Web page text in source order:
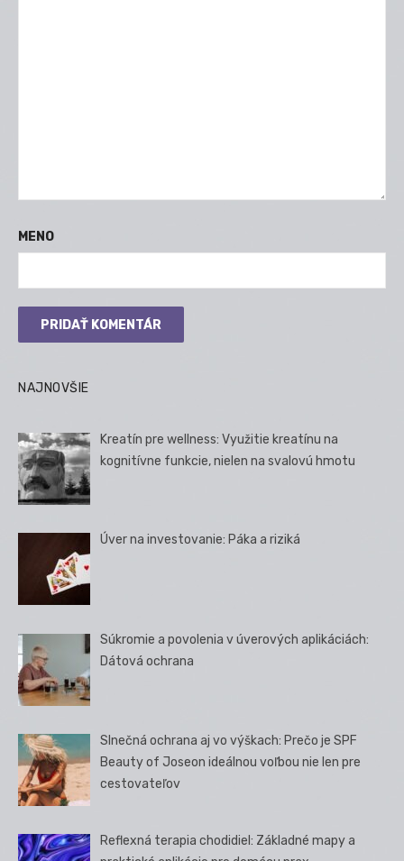
MENO
NAJNOVŠIE
Kreatín pre wellness: Využitie kreatínu na
kognitívne funkcie, nielen na svalovú hmotu
Úver na investovanie: Páka a riziká
Súkromie a povolenia v úverových aplikáciách:
Dátová ochrana
Slnečná ochrana aj vo výškach: Prečo je SPF
Beauty of Joseon ideálnou voľbou nie len pre
cestovateľov
Reflexná terapia chodidiel: Základné mapy a